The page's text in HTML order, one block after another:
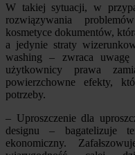
W takiej sytuacji, w
rozwiązywania
kosmetyce dokumentów,
a jedynie straty
washing – zwraca uwagę
użytkownicy prawa
powierzchowne efekty,
potrzeby.
– Uproszczenie dla
designu – bagatelizuje
ekonomiczny.